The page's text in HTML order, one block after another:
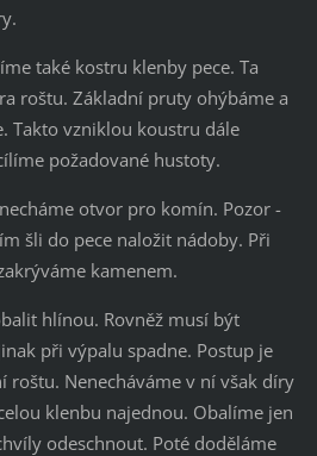
také kostru klenby pece. Ta
roštu. Základní pruty ohýbáme a
Takto vzniklou koustru dále
požadované hustoty.
otvor pro komín. Pozor -
šli do pece naložit nádoby. Při
kamenem.
hlínou. Rovněž musí být
při výpalu spadne. Postup je
roštu. Nenecháváme v ní však díry
klenbu najednou. Obalíme jen
odeschnout. Poté doděláme